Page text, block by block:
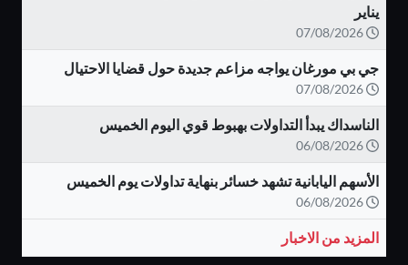
يناير
جي بي مورغان يواجه مزاعم جديدة حول قضايا الاحتيال
الناسداك يبدأ التداولات بهبوط قوي اليوم الخميس
الأسهم اليابانية تشهد خسائر بنهاية تداولات يوم الخميس
المزيد من الاخبار